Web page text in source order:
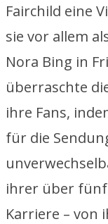
Fairchild eine
sie vor allem
Nora Bing in
überraschte
ihre Fans,
für die
ihrer über fünf
Karriere – von